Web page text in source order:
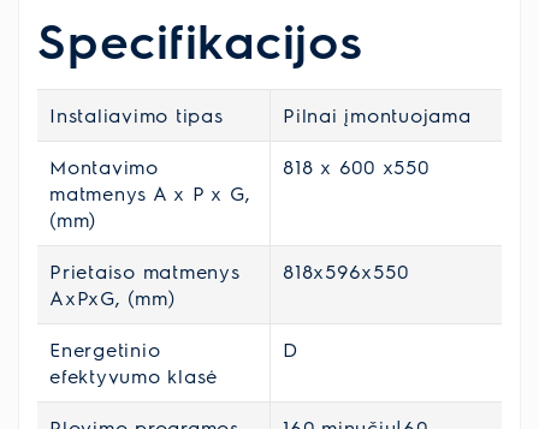
Specifikacijos
Instaliavimo tipas Pilnai įmontuojama
Montavimo
matmenys A x P x G,
(mm)
818 x 600 x550
Prietaiso matmenys
AxPxG, (mm)
818x596x550
Energetinio
efektyvumo klasė
D